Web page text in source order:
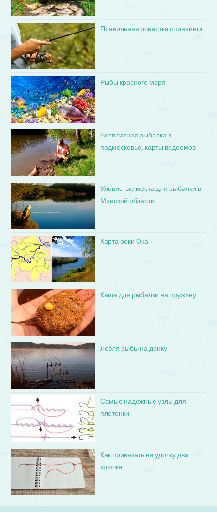
Правильная оснастка спиннинга
Рыбы красного моря
Бесплатная рыбалка в
подмосковье, карты водоемов
Уловистые места для рыбалки в
Минской области
Карта реки Ока
Каша для рыбалки на пружину
Ловля рыбы на донку
Самые надежные узлы для
плетенки
Как привязать на удочку два
крючка